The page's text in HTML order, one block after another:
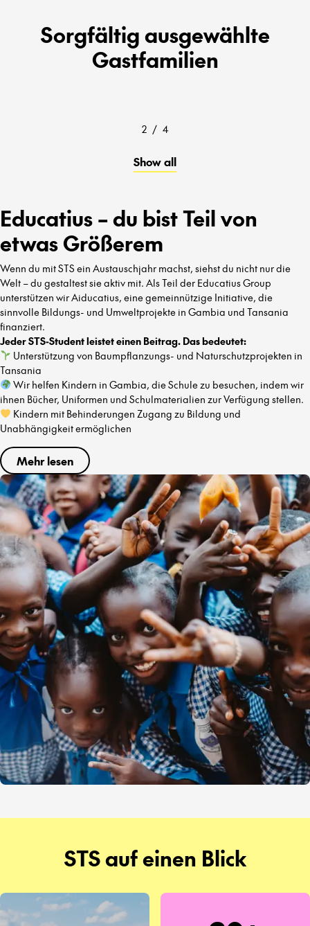
Sorgfältig ausgewählte
Gastfamilien
2 / 4
Show all
Educatius – du bist Teil von
etwas Größerem
Wenn du mit STS ein Austauschjahr machst, siehst du nicht nur die
Welt – du gestaltest sie aktiv mit. Als Teil der Educatius Group
unterstützen wir Aiducatius, eine gemeinnützige Initiative, die
sinnvolle Bildungs- und Umweltprojekte in Gambia und Tansania
finanziert.
Jeder STS-Student leistet einen Beitrag. Das bedeutet:
Unterstützung von Baumpflanzungs- und Naturschutzprojekten in
Tansania
Wir helfen Kindern in Gambia, die Schule zu besuchen, indem wir
ihnen Bücher, Uniformen und Schulmaterialien zur Verfügung stellen.
Kindern mit Behinderungen Zugang zu Bildung und
Unabhängigkeit ermöglichen
Mehr lesen
STS auf einen Blick